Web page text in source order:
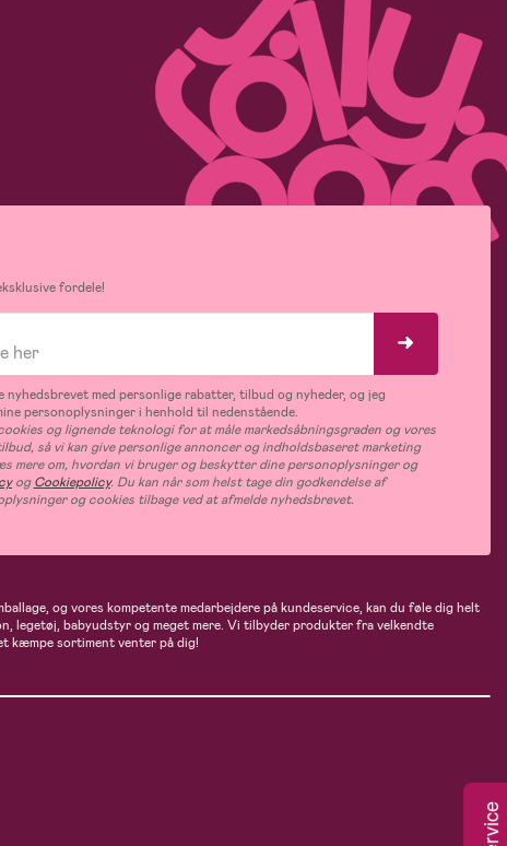
fordele!
nyhedsbrevet med personlige rabatter, tilbud og nyheder, og jeg
personoplysninger i henhold til nedenstående.
og lignende teknologi for at måle markedsåbningsgraden og vores
så vi kan give personlige annoncer og indholdsbaseret marketing
mere om, hvordan vi bruger og beskytter dine personoplysninger og
ogCookiepolicy. Du kan når som helst tage din godkendelse af
og cookies tilbage ved at afmelde nyhedsbrevet.
og vores kompetente medarbejdere på kundeservice, kan du føle dig helt
legetøj, babyudstyr og meget mere. Vi tilbyder produkter fra velkendte
kæmpe sortiment venter på dig!